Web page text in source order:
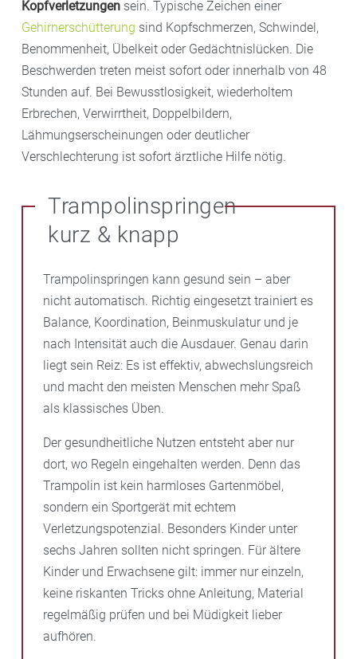
Kopfverletzungen sein. Typische Zeichen einer
Gehirnerschütterung sind Kopfschmerzen, Schwindel,
Benommenheit, Übelkeit oder Gedächtnislücken. Die
Beschwerden treten meist sofort oder innerhalb von 48
Stunden auf. Bei Bewusstlosigkeit, wiederholtem
Erbrechen, Verwirrtheit, Doppelbildern,
Lähmungserscheinungen oder deutlicher
Verschlechterung ist sofort ärztliche Hilfe nötig.
Trampolinspringen
kurz & knapp
Trampolinspringen kann gesund sein – aber
nicht automatisch. Richtig eingesetzt trainiert es
Balance, Koordination, Beinmuskulatur und je
nach Intensität auch die Ausdauer. Genau darin
liegt sein Reiz: Es ist effektiv, abwechslungsreich
und macht den meisten Menschen mehr Spaß
als klassisches Üben.
Der gesundheitliche Nutzen entsteht aber nur
dort, wo Regeln eingehalten werden. Denn das
Trampolin ist kein harmloses Gartenmöbel,
sondern ein Sportgerät mit echtem
Verletzungspotenzial. Besonders Kinder unter
sechs Jahren sollten nicht springen. Für ältere
Kinder und Erwachsene gilt: immer nur einzeln,
keine riskanten Tricks ohne Anleitung, Material
regelmäßig prüfen und bei Müdigkeit lieber
aufhören.